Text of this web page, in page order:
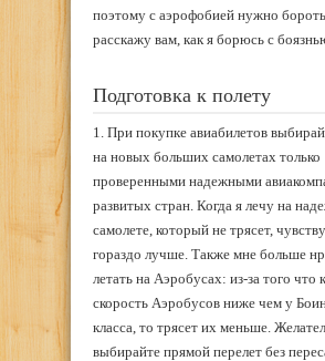
поэтому с аэрофобией нужно
расскажу вам, как я борюсь с
Подготовка к полету
1. При покупке авиабилетов
на новых больших самолетах только
проверенными надежными
развитых стран. Когда я лечу на
самолете, который не трясет,
гораздо лучше. Также мне больше
летать на Аэробусах: из-за того что
скорость Аэробусов ниже чем у
класса, то трясет их меньше.
выбирайте прямой перелет без